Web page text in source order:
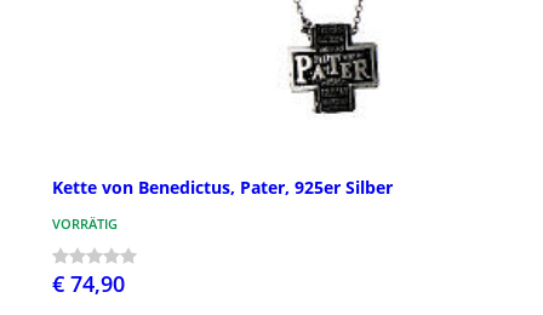
Kette von Benedictus, Pater, 925er Silber
VORRÄTIG
€ 74,90